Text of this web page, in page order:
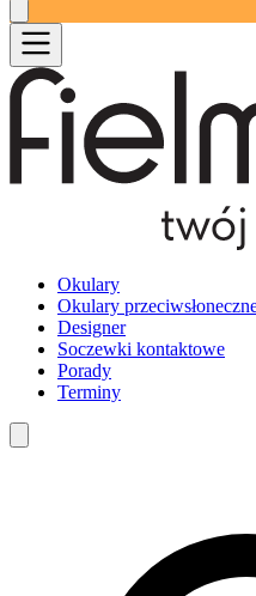
Okulary
Okulary
Designer
Soczewki kontaktowe
Porady
Terminy